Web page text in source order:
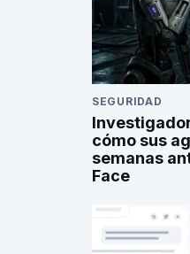
SEGURIDAD
cómo sus
semanas
Face